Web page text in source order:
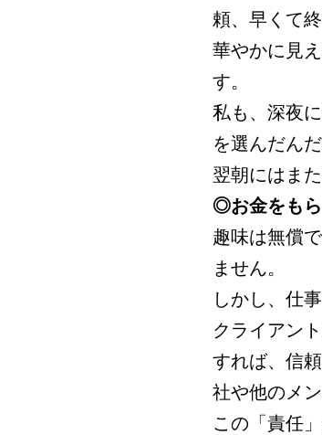
頼、早くて
華やかに見
す。
私も、深夜
を選んだん
翌朝にはま
◎お金をも
趣味は無償
ません。
しかし、仕
クライアン
すれば、信
社や他のメ
この「責任